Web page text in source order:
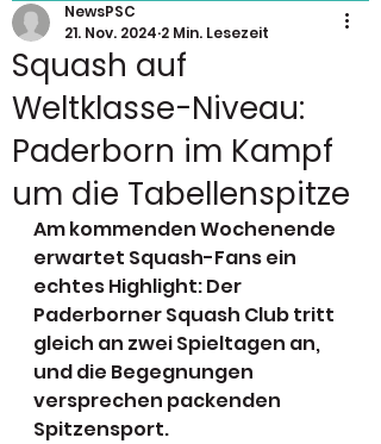
Squash auf
Weltklasse-Niveau:
Paderborn im Kampf
um die Tabellenspitze
NewsPSC
21. Nov. 2024 2 Min. Lesezeit
Am kommenden Wochenende
erwartet Squash-Fans ein
echtes Highlight: Der
Paderborner Squash Club tritt
gleich an zwei Spieltagen an,
und die Begegnungen
versprechen packenden
Spitzensport.